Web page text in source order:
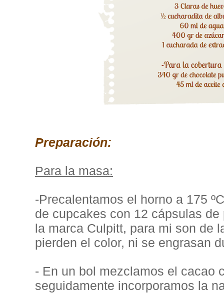
Preparación:
Para la masa:
-Precalentamos el horno a 175
de cupcakes con 12 cápsulas
la marca Culpitt, para mi son de
pierden el color, ni se engrasan
- En un bol mezclamos el cacao
seguidamente incorporamos la